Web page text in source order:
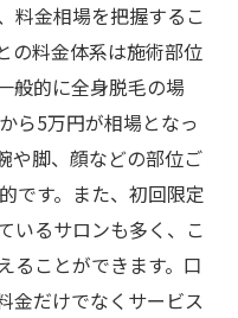
料金相場を把握するこ
の料金体系は施術部位
般的に全身脱毛の場
ら5万円が相場となっ
や脚、顔などの部位ご
です。また、初回限定
いるサロンも多く、こ
ることができます。口
金だけでなくサービス